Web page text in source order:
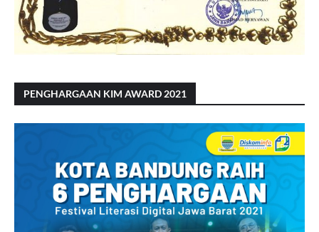
PENGHARGAAN KIM AWARD 2021